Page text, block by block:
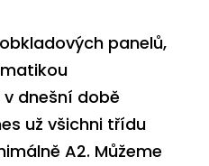
panelů,
dnešní době
už všichni třídu
A2. Můžeme